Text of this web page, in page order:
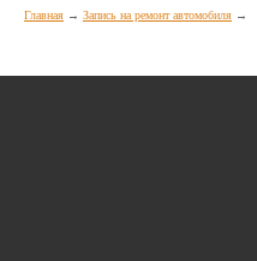
Главная Запись на ремонт автомобиля